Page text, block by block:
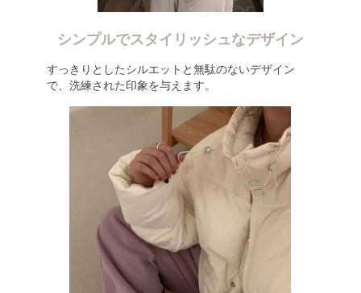
シンプルでスタイリッシュなデザイン
すっきりとしたシルエットと無駄のないデザイン
で、洗練された印象を与えます。